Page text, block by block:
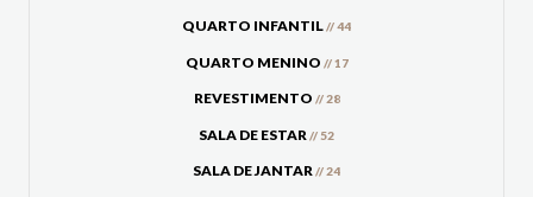
QUARTO INFANTIL// 44
QUARTO MENINO // 17
REVESTIMENTO // 28
SALA DE ESTAR // 52
SALA DE JANTAR// 24